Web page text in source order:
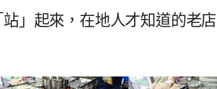
」起來，在地人才知道的老店